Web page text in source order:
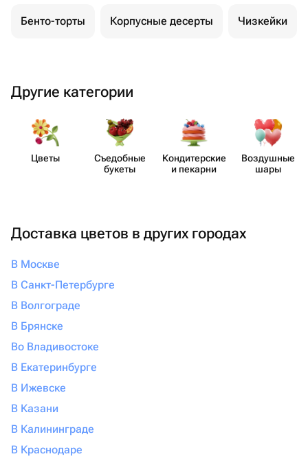
Бенто-торты Корпусные десерты Чизкейки
Другие категории
Цветы
Съедобные
букеты
Кондит​ерские
и пекарни
Воздушные
шары
Доставка цветов в других городах
В Москве
В Санкт-Петербурге
В Волгограде
В Брянске
Во Владивостоке
В Екатеринбурге
В Ижевске
В Казани
В Калининграде
В Краснодаре